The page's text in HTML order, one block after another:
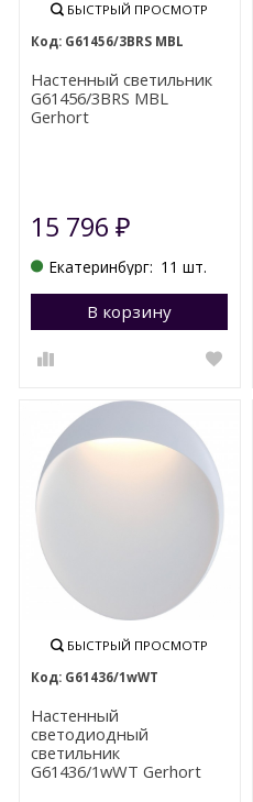
БЫСТРЫЙ ПРОСМОТР
G61456/3BRS MBL
Настенный светильник
G61456/3BRS MBL
Gerhort
15 796₽
Екатеринбург: 11 шт.
В корзину
БЫСТРЫЙ ПРОСМОТР
G61436/1wWT
Настенный
светодиодный
светильник
G61436/1wWT Gerhort